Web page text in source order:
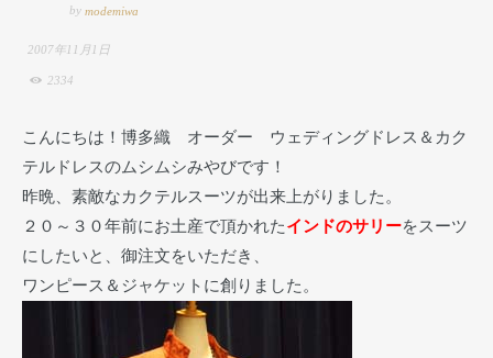
by modemiwa
2007年11月1日
2334
こんにちは！博多織 オーダー ウェディングドレス＆カク
テルドレスのムシムシみやびです！
昨晩、素敵なカクテルスーツが出来上がりました。
２０～３０年前にお土産で頂かれたインドのサリーをスーツ
にしたいと、御注文をいただき、
ワンピース＆ジャケットに創りました。